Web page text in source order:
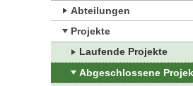
Abteilungen
Projekte
Laufende Projekte
Abgeschlossene